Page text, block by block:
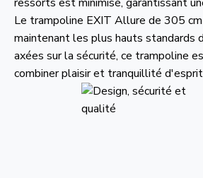
Le trampoline EXIT Allure de 305
maintenant les plus hauts standards
axées sur la sécurité, ce trampoline
combiner plaisir et tranquillité